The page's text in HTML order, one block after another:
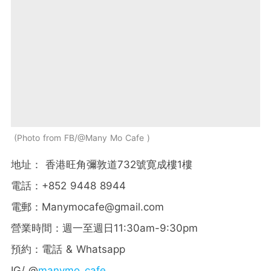
Photo from FB/@Many Mo Cafe
地址： 香港旺角彌敦道732號寛成樓1樓
電話：+852 9448 8944
電郵： Manymocafe@gmail.com
營業時間：週一至週日11:30am-9:30pm
預約：電話 & Whatsapp